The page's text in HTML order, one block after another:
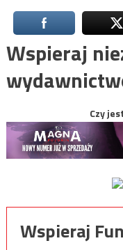
Wspieraj
Czy
Wspieraj